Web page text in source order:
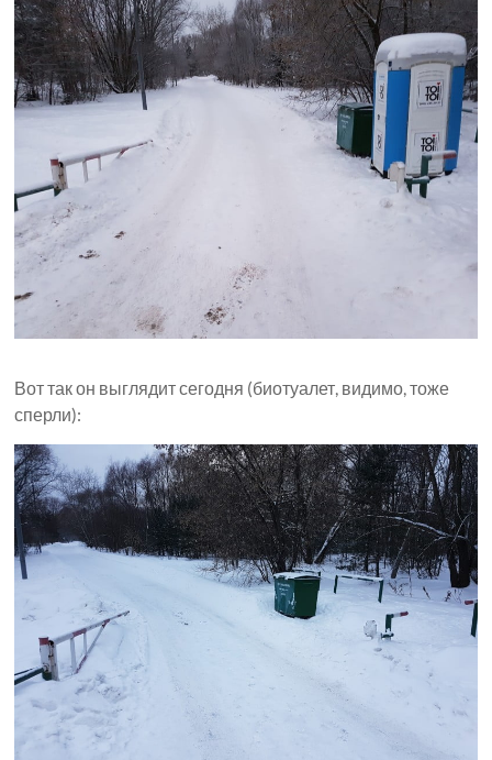
Вот так он выглядит сегодня (биотуалет, видимо, тоже
сперли):